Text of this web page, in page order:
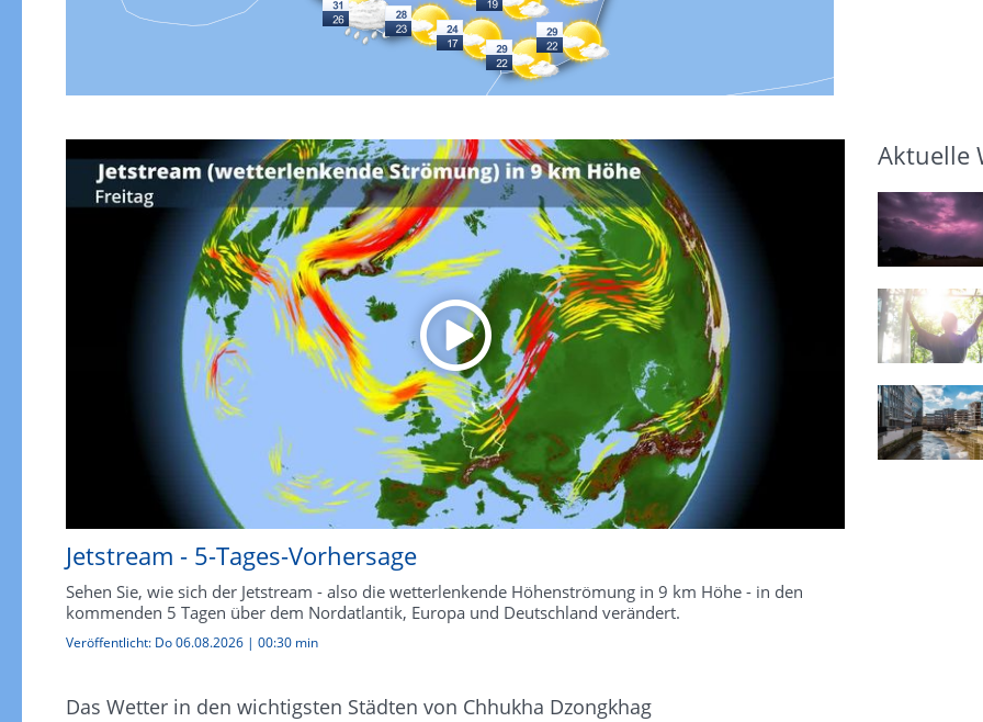
Jetstream - 5-Tages-Vorhersage
Sehen Sie, wie sich der Jetstream - also die wetterlenkende Höhenströmung in 9 km Höhe - in den
kommenden 5 Tagen über dem Nordatlantik, Europa und Deutschland verändert.
Veröffentlicht: Do 06.08.2026 | 00:30 min
Das Wetter in den wichtigsten Städten von Chhukha Dzongkhag
Aktuelle